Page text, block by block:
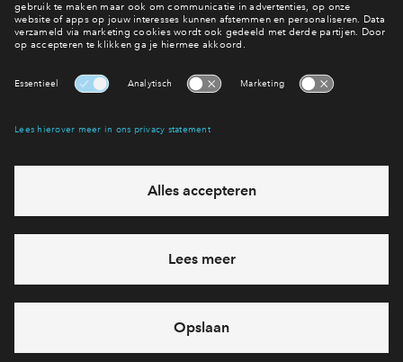
Nieuws
eventuele projecten
Ja, ik wil mij aanmelden
Heb je een vraag en wil je direct antwoord? Bel ons op088
712 27 21
6 dagen per week beschikbaar (behalve tijdens
feestdagen)